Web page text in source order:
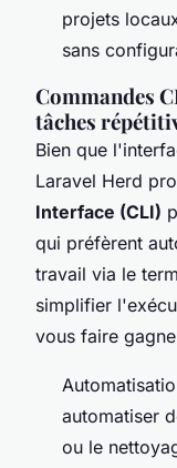
projets
sans
Commandes
tâches
Bien que
Laravel Herd
Interface (CLI)
qui préfèrent
travail via le
simplifier
vous faire
automatiser
ou le